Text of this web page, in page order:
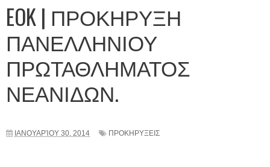
EOK | ΠΡΟΚΗΡΥΞΗ
ΠΑΝΕΛΛΗΝΙΟΥ
ΠΡΩΤΑΘΛΗΜΑΤΟΣ
ΝΕΑΝΙΔΩΝ.
ΙΑΝΟΥΑΡΊΟΥ 30, 2014 ΠΡΟΚΗΡΥΞΕΙΣ